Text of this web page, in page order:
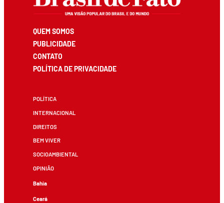
QUEM SOMOS
PUBLICIDADE
CONTATO
POLÍTICA DE PRIVACIDADE
POLÍTICA
INTERNACIONAL
DIREITOS
BEM VIVER
SOCIOAMBIENTAL
OPINIÃO
Bahia
Ceará